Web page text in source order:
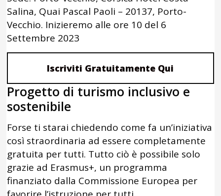
Salina, Quai Pascal Paoli – 20137, Porto-
Vecchio. Inizieremo alle ore 10 del 6
Settembre 2023
Iscriviti Gratuitamente Qui
Progetto di turismo inclusivo e
sostenibile
Forse ti starai chiedendo come fa un’iniziativa
così straordinaria ad essere completamente
gratuita per tutti. Tutto ciò è possibile solo
grazie ad Erasmus+, un programma
finanziato dalla Commissione Europea per